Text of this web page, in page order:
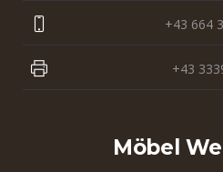
+43 664
+43
Möbel